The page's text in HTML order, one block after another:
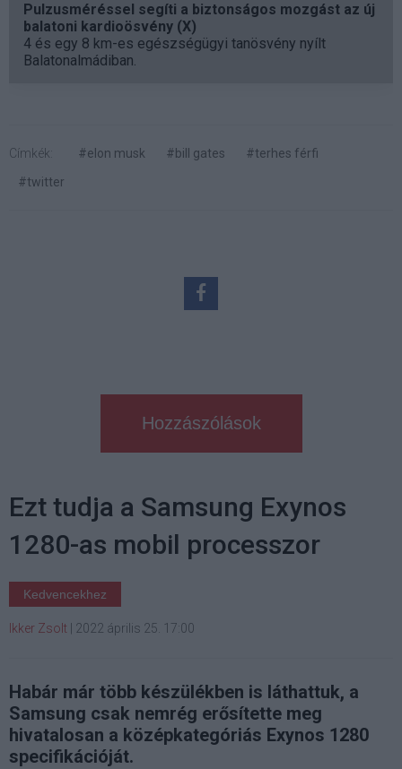
Pulzusméréssel segíti a biztonságos mozgást az új
balatoni kardioösvény (X)
4 és egy 8 km-es egészségügyi tanösvény nyílt
Balatonalmádiban.
Címkék: #elon musk #bill gates
#terhes férfi
#twitter
Hozzászólások
Ezt tudja a Samsung Exynos
1280-as mobil processzor
Kedvencekhez
Ikker Zsolt 2022 április 25. 17:00
Habár már több készülékben is láthattuk, a
Samsung csak nemrég erősítette meg
hivatalosan a középkategóriás Exynos 1280
specifikációját.